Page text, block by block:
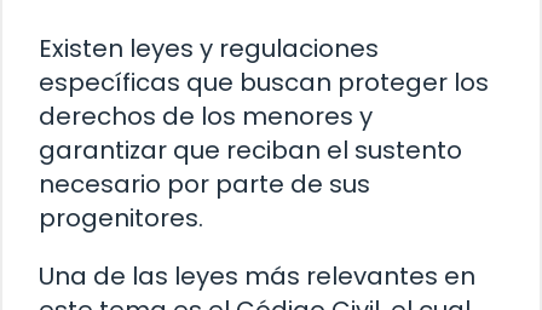
Existen leyes y regulaciones
específicas que buscan proteger los
derechos de los menores y
garantizar que reciban el sustento
necesario por parte de sus
progenitores.
Una de las leyes más relevantes en